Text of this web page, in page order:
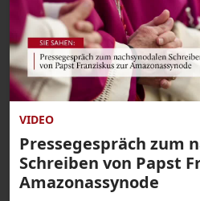
VIDEO
Pressegespräch zum
Schreiben von Papst
Amazonassynode